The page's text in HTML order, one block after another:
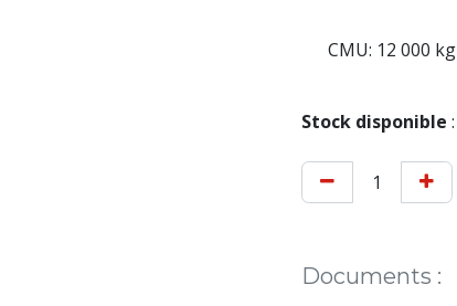
CMU: 12 000 kg
Stock disponible :
Documents :